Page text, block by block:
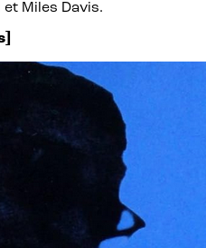
Miles Davis.